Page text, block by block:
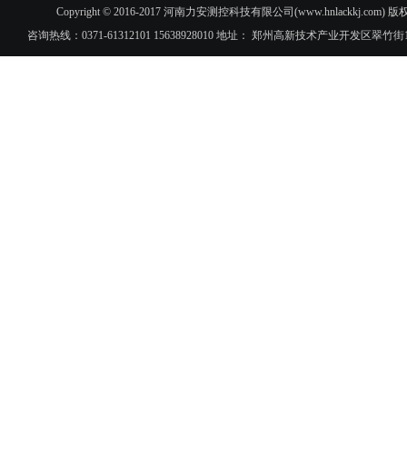
Copyright © 2016-2017 河南力安测控科技有限公司(www.hnlackkj.com)
咨询热线：0371-61312101 15638928010 地址： 郑州高新技术产业开发区翠竹